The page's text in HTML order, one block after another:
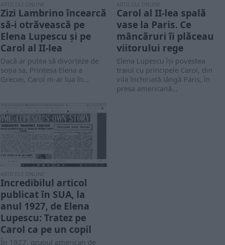
ARTICOLE ONLINE
Zizi Lambrino încearcă
să-i otrăvească pe
Elena Lupescu și pe
Carol al II-lea
Dacă ar putea să divorțeze de
soția sa, Prințesa Elena a
Greciei, Carol m-ar lua în...
ARTICOLE ONLINE
Carol al II-lea spală
vase la Paris. Ce
mâncăruri îi plăceau
viitorului rege
Elena Lupescu își povestea
traiul cu principele Carol, din
vila închiriată lângă Paris, în
presa americană...
ARTICOLE ONLINE
Incredibilul articol
publicat în SUA, la
anul 1927, de Elena
Lupescu: Tratez pe
Carol ca pe un copil
În 1927, grupul american de